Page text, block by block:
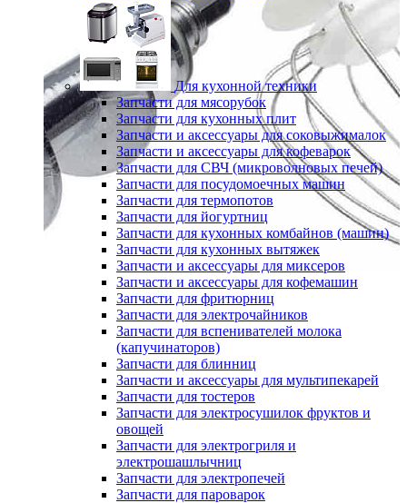
Для кухонной техники
Запчасти для мясорубок
Запчасти для кухонных плит
Запчасти и аксессуары для соковыжималок
Запчасти и аксессуары для кофеварок
Запчасти для СВЧ (микроволновых печей)
Запчасти для посудомоечных машин
Запчасти для термопотов
Запчасти для йогуртниц
Запчасти для кухонных комбайнов (машин)
Запчасти для кухонных вытяжек
Запчасти и аксессуары для миксеров
Запчасти и аксессуары для кофемашин
Запчасти для фритюрниц
Запчасти для электрочайников
Запчасти для вспенивателей молока
(капучинаторов)
Запчасти для блинниц
Запчасти и аксессуары для мультипекарей
Запчасти для тостеров
Запчасти для электросушилок фруктов и
овощей
Запчасти для электрогриля и
электрошашлычниц
Запчасти для электропечей
Запчасти для пароварок